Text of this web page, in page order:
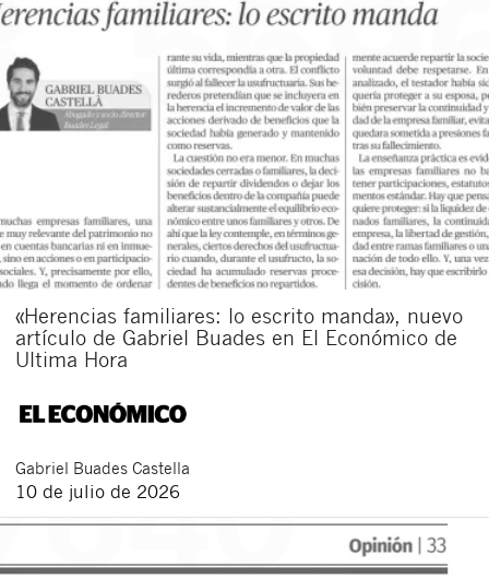
«Herencias familiares: lo escrito manda», nuevo
artículo de Gabriel Buades en El Económico de
Ultima Hora
Gabriel Buades Castella
10 de julio de 2026